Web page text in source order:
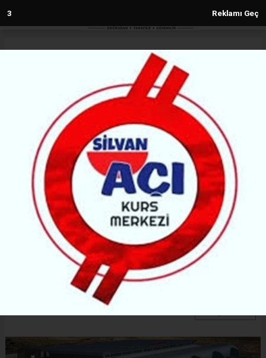
2 Reklamı Geç
Diyarbakır Havalimanı’nda uçuş
krizi: Ensarioğlu ve Kaya'dan
DIYARBAKIR
(MH) - MALABADİ HABER | 18.02.2026 - 11:44, Güncelleme: 18.02.2026 - 11:44
27029+ kez okundu.
Diyarbakır Havalimanı’nda süren ALS arızası
nedeniyle son aylarda yüzlerce sefer iptal edildi. AK
Parti sorunun çözüldüğünü savunurken, DTSO
teknik iyileştirmenin henüz sahaya yansımadığını